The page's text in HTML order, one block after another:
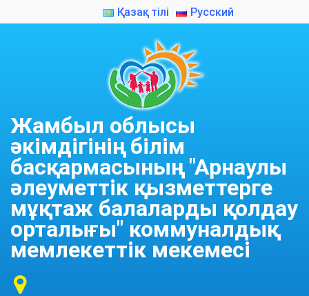
Қазақ тілі Русский
Жамбыл облысы
әкімдігінің білім
басқармасының "Арнаулы
әлеуметтік қызметтерге
мұқтаж балаларды қолдау
орталығы" коммуналдық
мемлекеттік мекемесі